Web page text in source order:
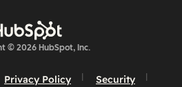
© 2026 HubSpot, Inc.
Privacy Policy Security